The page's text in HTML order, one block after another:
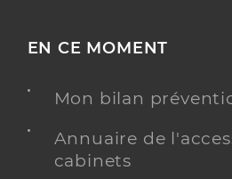
EN CE MOMENT
Mon bilan
Annuaire de
cabinets